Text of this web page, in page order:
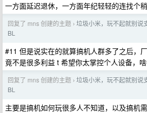
一方面延迟退休，一方面年纪轻轻的连找个
回复了 mns 创建的主题 › 垃圾小米，玩不起就别说
BL
#11 但是说实在的就算搞机人群多了之后，
竟不是很多利益 t 希望你太掌控个人设备，
回复了 mns 创建的主题 › 垃圾小米，玩不起就别说
BL
主要是搞机如何玩很多人不知道，以及搞机